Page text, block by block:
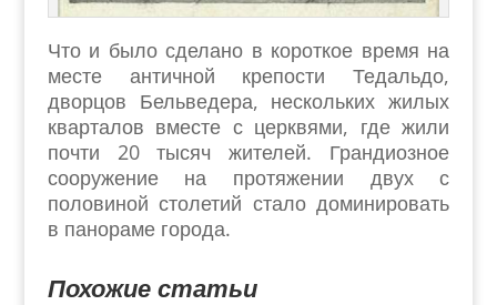
Что и было сделано в короткое время на
месте античной крепости Тедальдо,
дворцов Бельведера, нескольких жилых
кварталов вместе с церквями, где жили
почти 20 тысяч жителей. Грандиозное
сооружение на протяжении двух с
половиной столетий стало доминировать
в панораме города.
Похожие статьи